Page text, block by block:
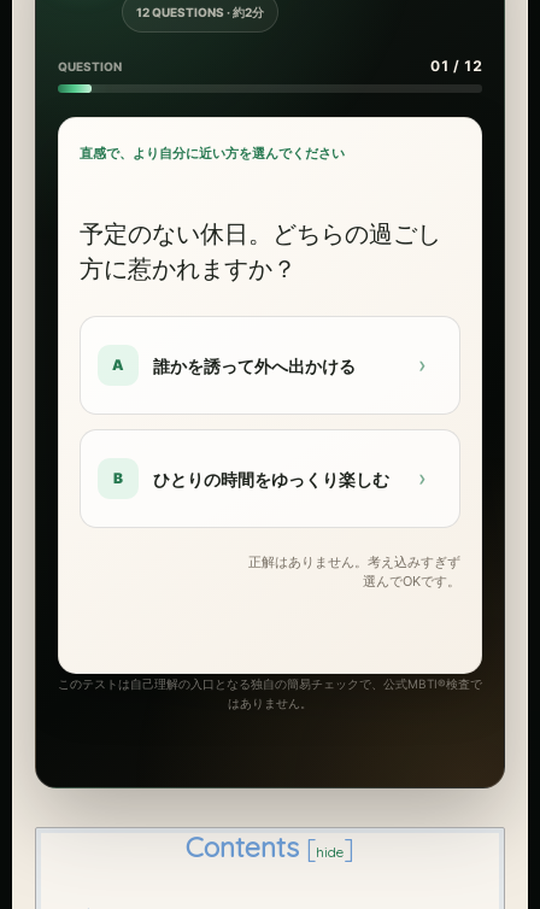
12 QUESTIONS · 約2分
QUESTION 01 / 12
直感で、より自分に近い方を選んでください
予定のない休日。どちらの過ごし
方に惹かれますか？
A 誰かを誘って外へ出かける ›
B ひとりの時間をゆっくり楽しむ ›
正解はありません。考え込みすぎず
選んでOKです。
このテストは自己理解の入口となる独自の簡易チェックで、公式MBTI®検査で
はありません。
Contents [hide]